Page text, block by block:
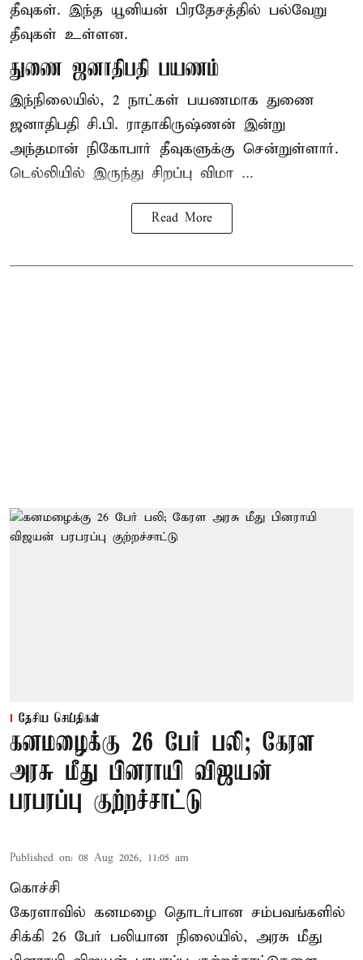
தீவுகள். இந்த யூனியன் பிரதேசத்தில் பல்வேறு
தீவுகள் உள்ளன.
துணை ஜனாதிபதி பயணம்
இந்நிலையில், 2 நாட்கள் பயணமாக துணை
ஜனாதிபதி சி.பி. ராதாகிருஷ்ணன் இன்று
அந்தமான் நிகோபார் தீவுகளுக்கு சென்றுள்ளார்.
டெல்லியில் இருந்து சிறப்பு விமா ...
Read More
தேசிய செய்திகள்
கனமழைக்கு 26 பேர் பலி; கேரள
அரசு மீது பினராயி விஜயன்
பரபரப்பு குற்றச்சாட்டு
Published on: 08 Aug 2026, 11:05 am
கொச்சி
கேரளாவில் கனமழை தொடர்பான சம்பவங்களில்
சிக்கி 26 பேர் பலியான நிலையில், அரசு மீது